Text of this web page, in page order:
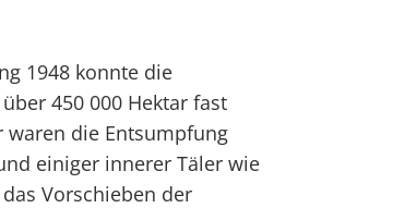
1948 konnte die
450 000 Hektar fast
die Entsumpfung
einiger innerer Täler wie
Vorschieben der